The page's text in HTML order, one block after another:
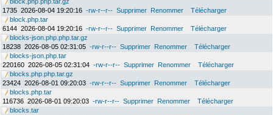
1735 2026-08-04 19:20:16 -rw-r--r-- Supprimer Renommer
Télécharger
block.php.tar
6144 2026-08-04 19:20:16 -rw-r--r-- Supprimer Renommer
Télécharger
blocks-json.php.php.tar.gz
18238 2026-08-05 02:31:05 -rw-r--r-- Supprimer Renommer
Télécharger
blocks-json.php.tar
220160 2026-08-05 02:31:04 -rw-r--r-- Supprimer Renommer
Télécharger
blocks.php.php.tar.gz
23424 2026-08-01 09:20:03 -rw-r--r-- Supprimer Renommer
Télécharger
blocks.php.tar
116736 2026-08-01 09:20:03 -rw-r--r-- Supprimer Renommer
Télécharger
blocks.tar